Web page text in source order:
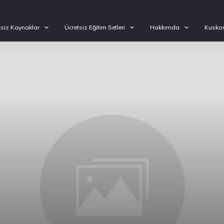
Kaynaklar Ücretsiz Eğitim Setleri Hakkımda